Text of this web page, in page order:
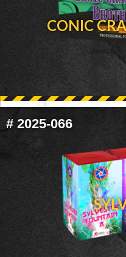
CONIC
# 2025-066